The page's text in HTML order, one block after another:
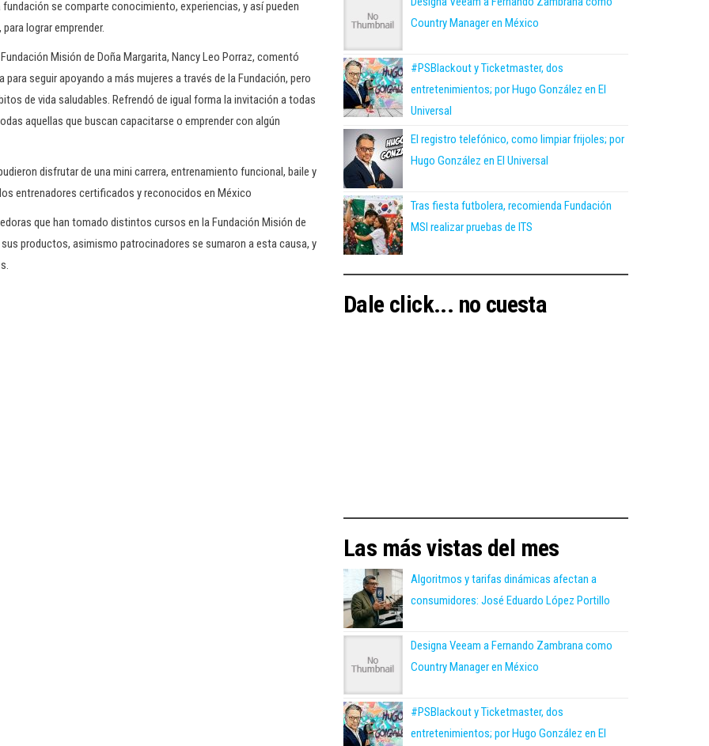
se comparte conocimiento, experiencias, y así pueden
lograr emprender.
Misión de Doña Margarita, Nancy Leo Porraz, comentó
seguir apoyando a más mujeres a través de la Fundación, pero
de vida saludables. Refrendó de igual forma la invitación a todas
aquellas que buscan capacitarse o emprender con algún
disfrutar de una mini carrera, entrenamiento funcional, baile y
entrenadores certificados y reconocidos en México
que han tomado distintos cursos en la Fundación Misión de
productos, asimismo patrocinadores se sumaron a esta causa, y
Country Manager en México
#PSBlackout y Ticketmaster, dos
entretenimientos; por Hugo González en El
Universal
El registro telefónico, como limpiar frijoles; por
Hugo González en El Universal
Tras fiesta futbolera, recomienda Fundación
MSI realizar pruebas de ITS
Dale click... no cuesta
Las más vistas del mes
Algoritmos y tarifas dinámicas afectan a
consumidores: José Eduardo López Portillo
Designa Veeam a Fernando Zambrana como
Country Manager en México
#PSBlackout y Ticketmaster, dos
entretenimientos; por Hugo González en El